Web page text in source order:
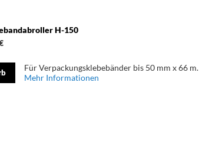
H-150
Für Verpackungsklebebänder bis 50 mm x 66 m.
Mehr Informationen